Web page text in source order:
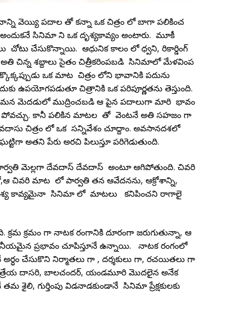
వెయ్యి పదాల తో కన్నా ఒక చిత్రం లో బాగా పలికించ
సినిమా ని ఒక దృశ్యకావ్యం అంటారు. మూకీ
చోటు చేసుకొన్నాయి. ఆధునిక కాలం లో ధ్వని, రికార్డింగ్
చిన్న శబ్దాలు సైతం చిత్రీకరింపబడి సినిమాలో మేళవింప
ఒక మాట చిత్రం లోని భావానికి పదును
ఉపయోగపడుతూ చిత్రానికి ఒక పరిపూర్ణతను తెస్తుంది.
మన మెదడులో ముద్రించబడి ఆ పైన పదాలుగా మారి భావం
పోవచ్చు. కానీ పలికిన మాటల తో వెంటనే అతి సహజం గా
చిత్రం లో ఒక సన్నివేశం చూద్దాం. అవసానదశలో
అతని పేరు అరచి పిలుస్తూ పరిగెడుతుంది.
పార్వతి మెల్లగా దేవదాస్ దేవదాస్ అంటూ ఆగిపోతుంది. చివరి
చివరి మాట లో పార్వతి తన ఆవేదనను, ఆక్రోశాన్ని,
కావ్యమైనా సినిమా లో మాటలు కనిపించని రాగాలై
క్రమం గా నాటక రంగానికి దూరంగా జరుగుతున్నా, ఆ
ప్రభావం చూపిస్తూనే ఉన్నాయి. నాటక రంగంలో
చేసుకొని నిర్మాతలు గా , దర్శకులు గా, రచయితలు గా
ఆత్రేయ దాసరి, బాలచందర్, యండమూరి మొదలైన అనేక
గుర్తింపు విడనాడకుండానే సినిమా ప్రేక్షకులకు